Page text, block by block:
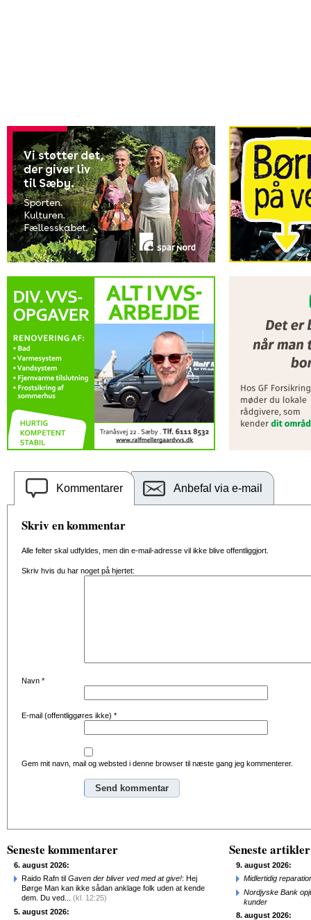
Kommentarer Anbefal via e-mail
Skriv en kommentar
Alle felter skal udfyldes, men din e-mail-adresse vil ikke blive offentliggjort.
Skriv hvis du har noget på hjertet:
Navn *
E-mail (offentliggøres ikke) *
Gem mit navn, mail og websted i denne browser til næste gang jeg kommenterer.
Seneste kommentarer
6. august 2026:
Raido Rafn til Gaven der bliver ved med at give!: Hej
Børge Man kan ikke sådan anklage folk uden at kende
dem. Du ved... (kl. 12:25)
5. august 2026:
Seneste artikler
9. august 2026:
Midlertidig
Nordjyske Bank
kunder
8. august 2026: